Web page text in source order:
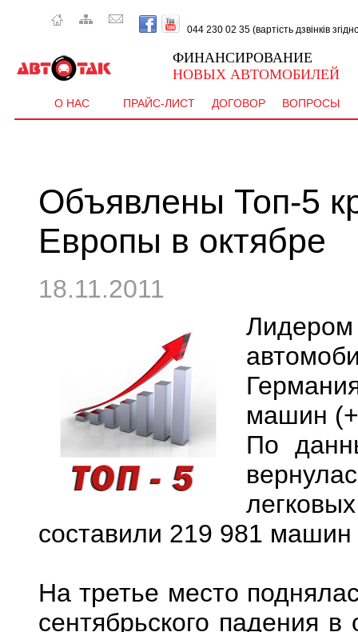
044 230 02 35 (вартість дзвінків
ФИНАНСИРОВАНИЕ
НОВЫХ АВТОМОБИЛЕЙ
О НАС ПРАЙС-ЛИСТ ДОГОВОР ВОПРОСЫ
Объявлены Топ-5
Европы в октябре
18.11.2011
машин
По
составили 219 981
На третье место
сентябрьского падения